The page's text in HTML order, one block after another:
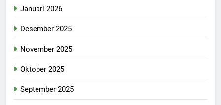
Januari 2026
Desember 2025
November 2025
Oktober 2025
September 2025